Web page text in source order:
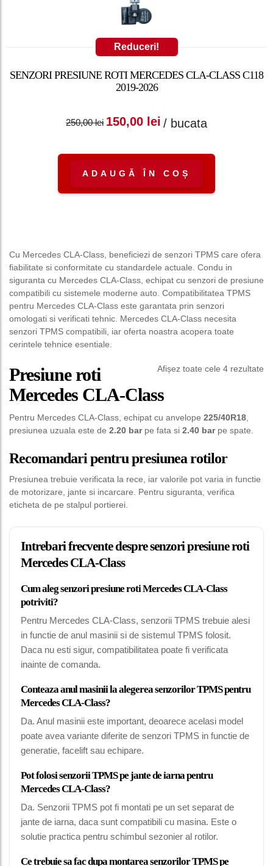
Reduceri!
SENZORI PRESIUNE ROTI MERCEDES CLA-CLASS C118
2019-2026
250,00lei
Prețul inițial a fost:
150,00 lei
Prețul curent
/ bucata
ADAUGĂ ÎN COȘ
Cu Mercedes CLA-Class, beneficiezi de senzori TPMS care ofera
fiabilitate si conformitate cu standardele actuale. Condu in
siguranta cu Mercedes CLA-Class, echipat cu senzori de presiune
compatibili cu sistemele moderne auto. Compatibilitatea TPMS
pentru Mercedes CLA-Class este garantata prin senzori
omologati si verificati tehnic. Mercedes CLA-Class necesita
senzori TPMS compatibili, iar oferta noastra acopera toate
cerintele tehnice esentiale.
Afișez toate cele 4 rezultate
Presiune roti
Mercedes CLA-Class
Pentru Mercedes CLA-Class, echipat cu anvelope 225/40R18
presiunea uzuala este de 2.20 barpe fata si 2.40 barpe spate.
Recomandari pentru presiunea rotilor
Presiunea trebuie verificata la rece, iar valorile pot varia in functie
de motorizare, jante si incarcare. Pentru siguranta, verifica
eticheta de pe stalpul portierei.
Intrebari frecvente despre senzori presiune roti
Mercedes CLA-Class
Cum aleg senzori presiune roti Mercedes CLA-Class
potriviti?
Pentru Mercedes CLA-Class, senzorii TPMS trebuie alesi
in functie de anul masinii si de sistemul TPMS folosit.
Daca nu esti sigur, compatibilitatea poate fi verificata
inainte de comanda.
Conteaza anul masinii la alegerea senzorilor TPMS pentru
Mercedes CLA-Class?
Da. Anul masinii este important, deoarece acelasi model
poate avea variante diferite de senzori TPMS in functie de
generatie, facelift sau echipare.
Pot folosi senzorii TPMS pe jante de iarna pentru
Mercedes CLA-Class?
Da. Senzorii TPMS pot fi montati pe un set separat de
jante de iarna, daca sunt compatibili cu masina. Este o
solutie practica pentru schimbul sezonier al rotilor.
Ce trebuie sa fac dupa montarea senzorilor TPMS pe